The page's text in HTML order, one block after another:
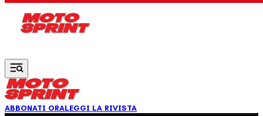
ABBONATI ORALEGGI LA RIVISTA